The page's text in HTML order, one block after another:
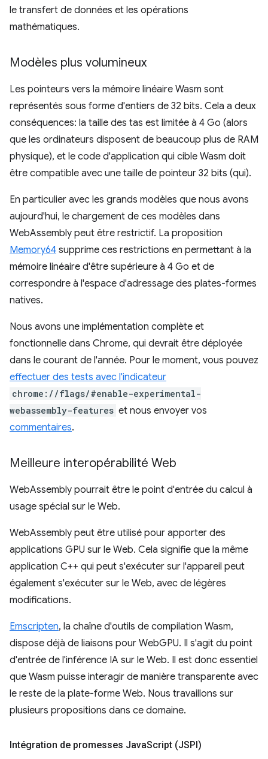
le transfert de données et les opérations
mathématiques.
Modèles plus volumineux
Les pointeurs vers la mémoire linéaire Wasm sont
représentés sous forme d'entiers de 32 bits. Cela a deux
conséquences: la taille des tas est limitée à 4 Go (alors
que les ordinateurs disposent de beaucoup plus de RAM
physique), et le code d'application qui cible Wasm doit
être compatible avec une taille de pointeur 32 bits (qui).
En particulier avec les grands modèles que nous avons
aujourd'hui, le chargement de ces modèles dans
WebAssembly peut être restrictif. La proposition
Memory64 supprime ces restrictions en permettant à la
mémoire linéaire d'être supérieure à 4 Go et de
correspondre à l'espace d'adressage des plates-formes
natives.
Nous avons une implémentation complète et
fonctionnelle dans Chrome, qui devrait être déployée
dans le courant de l'année. Pour le moment, vous pouvez
effectuer des tests avec l'indicateur
chrome://flags/#enable-experimental-
webassembly-features et nous envoyer vos
commentaires.
Meilleure interopérabilité Web
WebAssembly pourrait être le point d'entrée du calcul à
usage spécial sur le Web.
WebAssembly peut être utilisé pour apporter des
applications GPU sur le Web. Cela signifie que la même
application C++ qui peut s'exécuter sur l'appareil peut
également s'exécuter sur le Web, avec de légères
modifications.
Emscripten, la chaîne d'outils de compilation Wasm,
dispose déjà de liaisons pour WebGPU. Il s'agit du point
d'entrée de l'inférence IA sur le Web. Il est donc essentiel
que Wasm puisse interagir de manière transparente avec
le reste de la plate-forme Web. Nous travaillons sur
plusieurs propositions dans ce domaine.
Intégration de promesses JavaScript (JSPI)